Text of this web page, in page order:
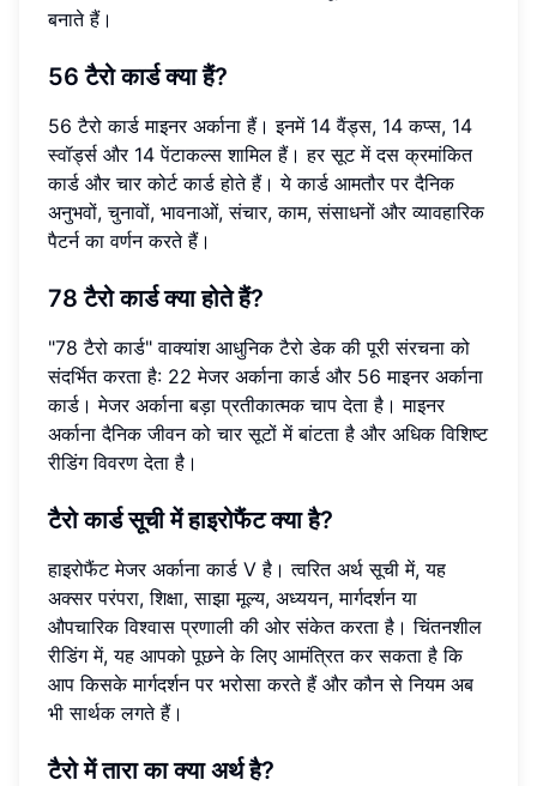
बनाते हैं।
56 टैरो कार्ड क्या हैं?
56 टैरो कार्ड माइनर अर्काना हैं। इनमें 14 वैंड्स, 14 कप्स, 14
स्वॉर्ड्स और 14 पेंटाकल्स शामिल हैं। हर सूट में दस क्रमांकित
कार्ड और चार कोर्ट कार्ड होते हैं। ये कार्ड आमतौर पर दैनिक
अनुभवों, चुनावों, भावनाओं, संचार, काम, संसाधनों और व्यावहारिक
पैटर्न का वर्णन करते हैं।
78 टैरो कार्ड क्या होते हैं?
"78 टैरो कार्ड" वाक्यांश आधुनिक टैरो डेक की पूरी संरचना को
संदर्भित करता है: 22 मेजर अर्काना कार्ड और 56 माइनर अर्काना
कार्ड। मेजर अर्काना बड़ा प्रतीकात्मक चाप देता है। माइनर
अर्काना दैनिक जीवन को चार सूटों में बांटता है और अधिक विशिष्ट
रीडिंग विवरण देता है।
टैरो कार्ड सूची में हाइरोफैंट क्या है?
हाइरोफैंट मेजर अर्काना कार्ड V है। त्वरित अर्थ सूची में, यह
अक्सर परंपरा, शिक्षा, साझा मूल्य, अध्ययन, मार्गदर्शन या
औपचारिक विश्वास प्रणाली की ओर संकेत करता है। चिंतनशील
रीडिंग में, यह आपको पूछने के लिए आमंत्रित कर सकता है कि
आप किसके मार्गदर्शन पर भरोसा करते हैं और कौन से नियम अब
भी सार्थक लगते हैं।
टैरो में तारा का क्या अर्थ है?